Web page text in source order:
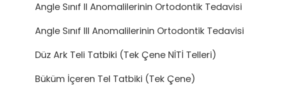
Angle Sınıf II Anomalilerinin Ortodontik Tedavisi
Angle Sınıf III Anomalilerinin Ortodontik Tedavisi
Düz Ark Teli Tatbiki (Tek Çene NİTİ Telleri)
Büküm İçeren Tel Tatbiki (Tek Çene)